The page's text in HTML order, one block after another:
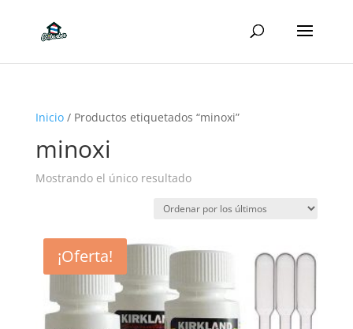
Inicio/ Productos etiquetados “minoxi”
minoxi
Mostrando el único resultado
¡Oferta!